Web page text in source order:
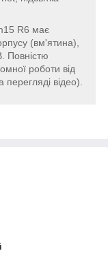
R6 має
(вм'ятина),
Повністю
роботи від
відео).